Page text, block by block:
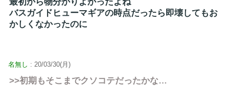
バスガイドヒューマギアの時点だったら即壊してもお
かしくなかったのに
名無し : 20/03/30(月)
>>初期もそこまでクソコテだったかな…